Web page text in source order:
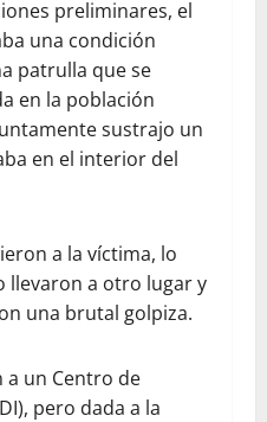
preliminares, el
una condición
patrulla que se
en la población
sustrajo un
en el interior del
a la víctima, lo
llevaron a otro lugar y
una brutal golpiza.
a un Centro de
pero dada a la